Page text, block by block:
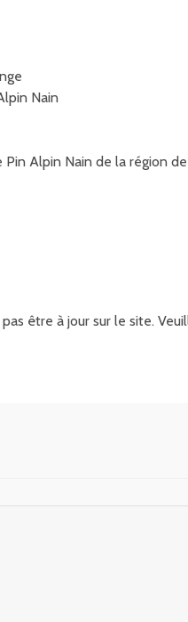
Nain
Pin Alpin Nain de la région
être à jour sur le site.